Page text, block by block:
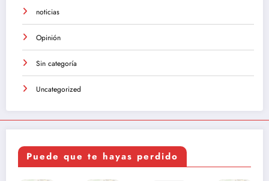
noticias
Opinión
Sin categoría
Uncategorized
Puede que te hayas perdido